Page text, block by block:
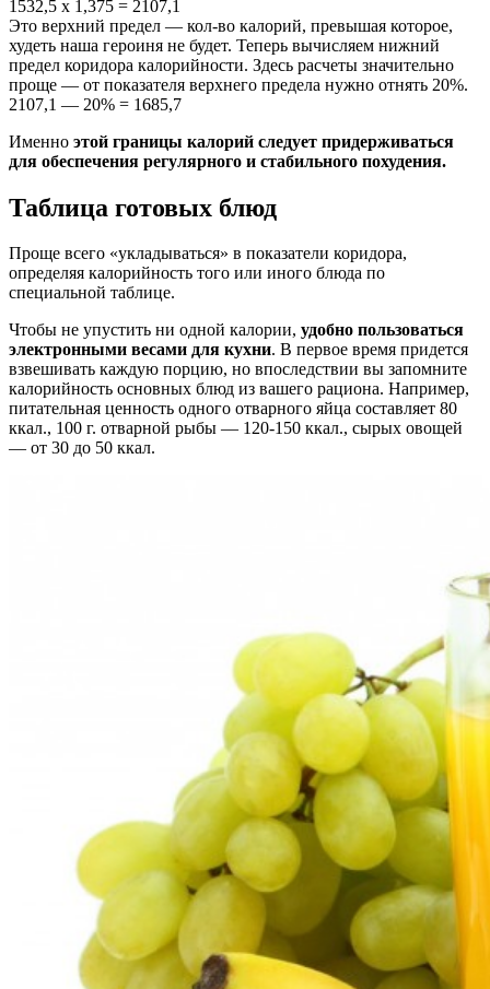
1532,5 х 1,375 = 2107,1
Это верхний предел — кол-во калорий, превышая которое,
худеть наша героиня не будет. Теперь вычисляем нижний
предел коридора калорийности. Здесь расчеты значительно
проще — от показателя верхнего предела нужно отнять 20%.
2107,1 — 20% = 1685,7
Именно этой границы калорий следует придерживаться
для обеспечения регулярного и стабильного похудения.
Таблица готовых блюд
Проще всего «укладываться» в показатели коридора,
определяя калорийность того или иного блюда по
специальной таблице.
Чтобы не упустить ни одной калории, удобно пользоваться
электронными весами для кухни. В первое время придется
взвешивать каждую порцию, но впоследствии вы запомните
калорийность основных блюд из вашего рациона. Например,
питательная ценность одного отварного яйца составляет 80
ккал., 100 г. отварной рыбы — 120-150 ккал., сырых овощей
— от 30 до 50 ккал.